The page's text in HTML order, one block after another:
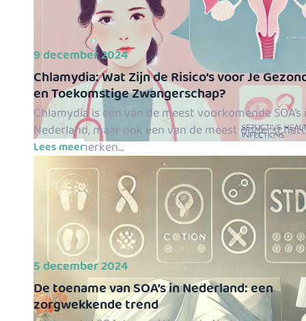
9 december 2024
Chlamydia: Wat Zijn de Risico’s voor Je
en Toekomstige Zwangerschap?
Chlamydia is een van de meest voorkomende SOA’s
Nederland, maar ook een van de meest
mensen merken…
Lees meer
5 december 2024
De toename van SOA’s in Nederland: een
zorgwekkende trend